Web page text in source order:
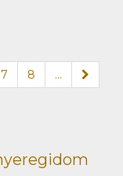
7 8 ...